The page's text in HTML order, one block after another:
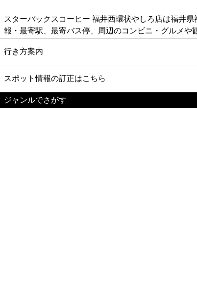
スターバックスコーヒー 福井西環状やしろ店は福井
報・最寄駅、最寄バス停、周辺のコンビニ・グルメや
行き方案内
スポット情報の訂正はこちら
ジャンルでさがす